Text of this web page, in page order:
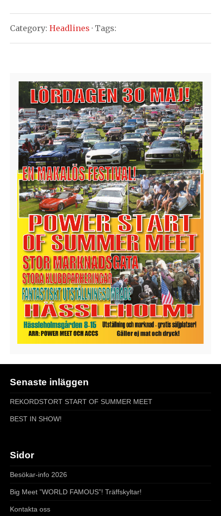
Category: Headlines · Tags:
Senaste inläggen
REKORDSTORT START OF SUMMER MEET
BEST IN SHOW!
Sidor
Besökar-info 2026
Big Meet ”WORLD FAMOUS”! Träffskyltar!
Kontakta oss